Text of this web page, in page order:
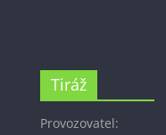
Tiráž
Provozovatel: